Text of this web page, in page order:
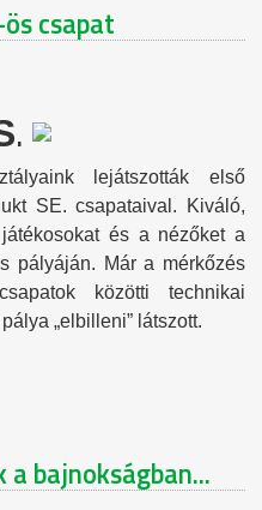
csapat
.
lejátszották első
SE. csapataival. Kiváló,
és a nézőket a
pályáján. Már a mérkőzés
közötti technikai
„elbilleni” látszott.
bajnokságban...